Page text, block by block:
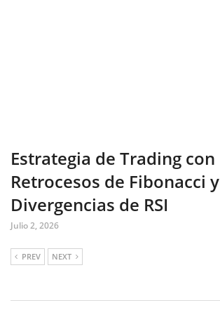
Estrategia de Trading con
Retrocesos de Fibonacci y
Divergencias de RSI
Julio 2, 2026
PREV NEXT